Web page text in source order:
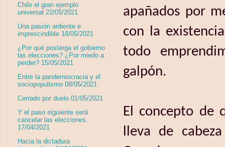
apañados por
con la
todo
galpón.
El concepto de
lleva de
Chile el gran ejemplo
universal 22/05/2021
Una pasión ardiente e
imprescindible 18/05/2021
¿Por qué posterga el gobierno
las elecciones? ¿Por miedo a
perder? 15/05/2021
Entre la pandemiocracia y el
sociopopulismo 08/05/2021
Cerrado por duelo 01/05/2021
Y el paso siguiente será
cancelar las elecciones.
17/04/2021
Hacia la dictadura